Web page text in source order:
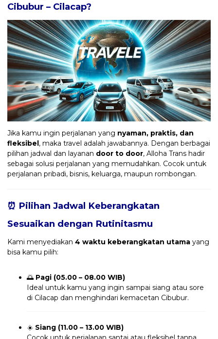
Cibubur – Cilacap?
Jika kamu ingin perjalanan yang nyaman, praktis, dan
fleksibel, maka travel adalah jawabannya. Dengan berbagai
pilihan jadwal dan layanan door to door, Alloha Trans hadir
sebagai solusi perjalanan yang memudahkan. Cocok untuk
perjalanan pribadi, bisnis, keluarga, maupun rombongan.
⏰ Pilihan Jadwal Keberangkatan
Sesuaikan dengan Rutinitasmu
Kami menyediakan 4 waktu keberangkatan utama yang
bisa kamu pilih:
🌅 Pagi (05.00 – 08.00 WIB)
Ideal untuk kamu yang ingin sampai siang atau sore
di Cilacap dan menghindari kemacetan Cibubur.
☀️ Siang (11.00 – 13.00 WIB)